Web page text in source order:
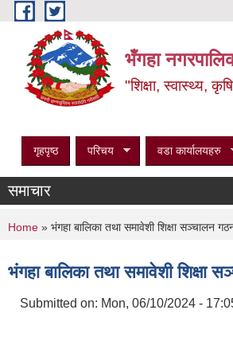
Skip to main content
भँगहा
"शिक्षा, स्वास्थ्य,
गृहपृष्ठ परिचय वडा कार्यालयहरु
समाचार
You are here
Home » भंगहा बालिका तथा समावेशी शिक्षा सञ्चालन
भंगहा बालिका तथा समावेशी शिक्षा
Submitted on: Mon, 06/10/2024 -